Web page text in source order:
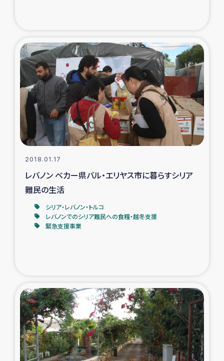
デニヤヤ小規模紅茶農家支援
コーヒー生産者支援
アイナロ県マウベシ郡でのコーヒー畑改善事業
ベイルート大規模爆発被災者支援
アグロフォレストリー（カカオ）事業
2018.01.17
レバノン ベカー県バル・エリヤス市に暮らすシリア
難民の生活
シリア・レバノン・トルコ
レバノンでのシリア難民への食糧・越冬支援
緊急支援事業